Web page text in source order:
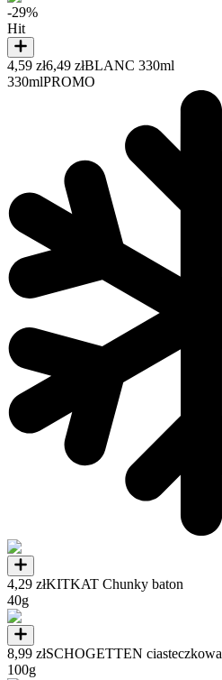
-29%
Hit
4,59 zł6,49 złBLANC 330ml
330mlPROMO
4,29 złKITKAT Chunky baton
40g
8,99 złSCHOGETTEN ciasteczkowa
100g